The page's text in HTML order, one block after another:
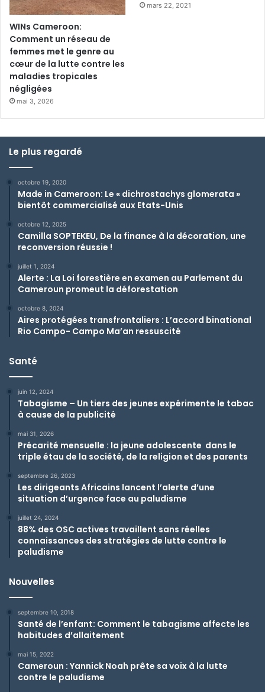
WINs Cameroon:
Comment un réseau de
femmes met le genre au
cœur de la lutte contre les
maladies tropicales
négligées
mai 3, 2026
mars 22, 2021
Le plus regardé
octobre 19, 2020
Made in Cameroon: Le « dichrostachys glomerata »
bientôt commercialisé aux Etats-Unis
octobre 12, 2025
Camilla SOPTEKEU, De la finance à la décoration, une
reconversion réussie !
juillet 1, 2024
Alerte : La Loi forestière en examen au Parlement du
Cameroun promeut la déforestation
octobre 8, 2024
Aires protégées transfrontaliers : L’accord binational
Rio Campo- Campo Ma’an ressuscité
Santé
juin 12, 2024
Tabagisme – Un tiers des jeunes expérimente le tabac
à cause de la publicité
mai 31, 2026
Précarité mensuelle : la jeune adolescente dans le
triple étau de la société, de la religion et des parents
septembre 26, 2023
Les dirigeants Africains lancent l’alerte d’une
situation d’urgence face au paludisme
juillet 24, 2024
88% des OSC actives travaillent sans réelles
connaissances des stratégies de lutte contre le
paludisme
Nouvelles
septembre 10, 2018
Santé de l’enfant: Comment le tabagisme affecte les
habitudes d’allaitement
mai 15, 2022
Cameroun : Yannick Noah prête sa voix à la lutte
contre le paludisme